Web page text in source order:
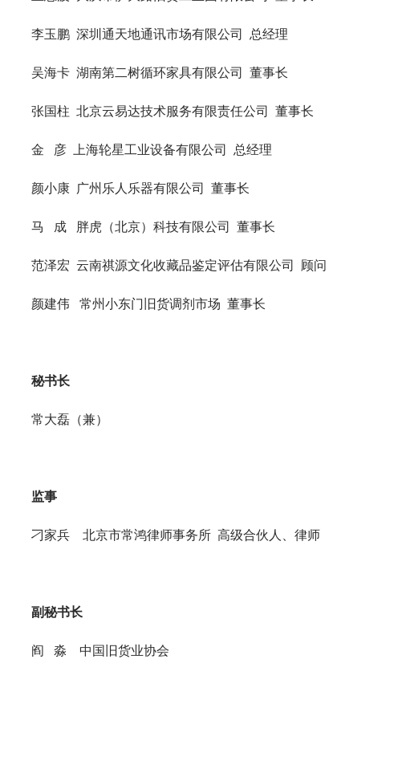
李玉鹏 深圳通天地通讯市场有限公司 总经理
吴海卡 湖南第二树循环家具有限公司 董事长
张国柱 北京云易达技术服务有限责任公司 董事长
金 彦 上海轮星工业设备有限公司 总经理
颜小康 广州乐人乐器有限公司 董事长
马 成 胖虎（北京）科技有限公司 董事长
范泽宏 云南祺源文化收藏品鉴定评估有限公司 顾问
颜建伟 常州小东门旧货调剂市场 董事长
秘书长
常大磊（兼）
监事
刁家兵 北京市常鸿律师事务所 高级合伙人、律师
副秘书长
阎 淼 中国旧货业协会